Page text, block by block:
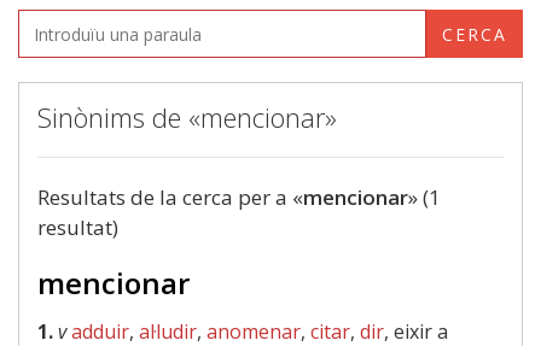
CERCA
Sinònims de «mencionar»
Resultats de la cerca per a «mencionar» (1
resultat)
mencionar
1.vadduir, al·ludir, anomenar, citar, dir, eixir a